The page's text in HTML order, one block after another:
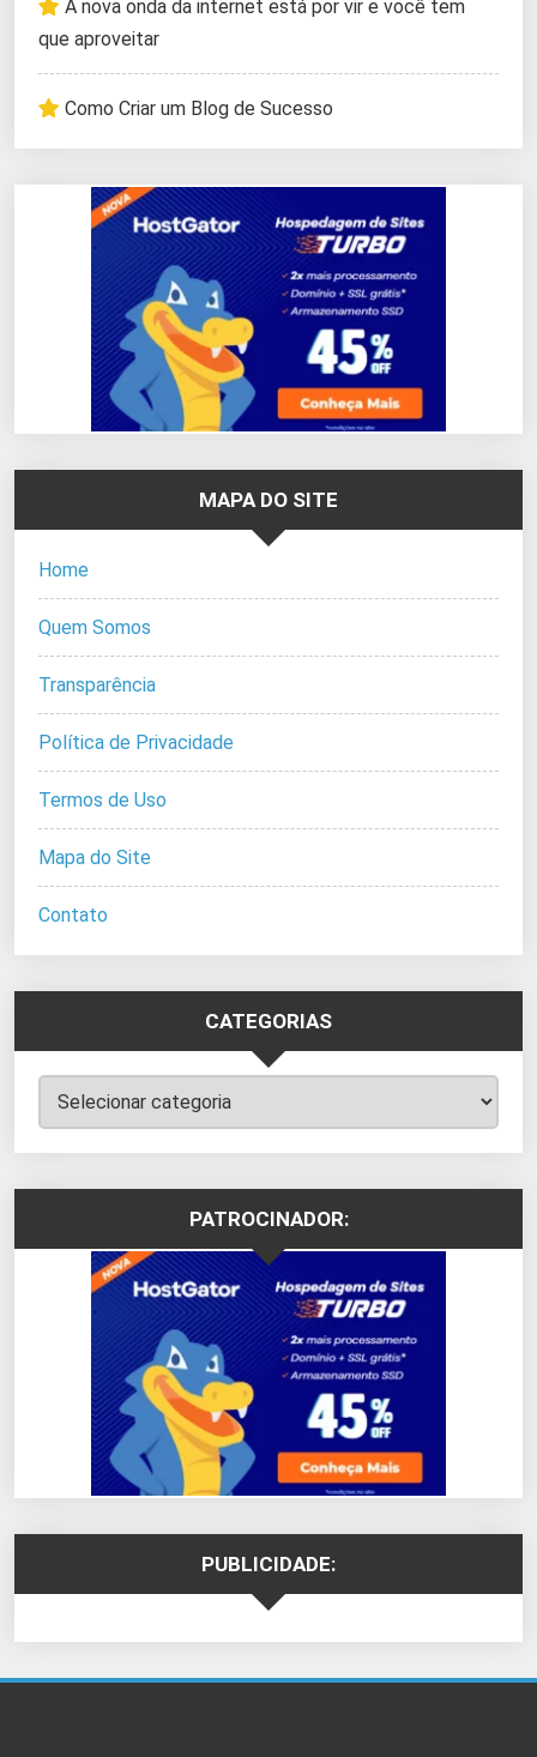
A nova onda da internet está por vir e você tem
que aproveitar
Como Criar um Blog de Sucesso
MAPA DO SITE
Home
Quem Somos
Transparência
Política de Privacidade
Termos de Uso
Mapa do Site
Contato
CATEGORIAS
Categorias
PATROCINADOR:
PUBLICIDADE: